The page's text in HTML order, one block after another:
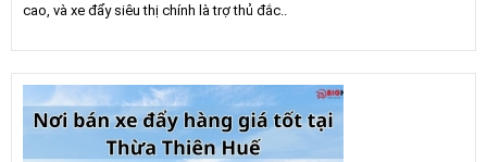
cao, và xe đẩy siêu thị chính là trợ thủ đắc..